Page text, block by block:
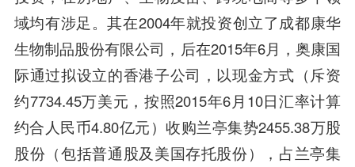
域均有涉足。其在2004年就投资创立了成都康华
生物制品股份有限公司，后在2015年6月，奥康国
际通过拟设立的香港子公司，以现金方式（斥资
约7734.45万美元，按照2015年6月10日汇率计算
约合人民币4.80亿元）收购兰亭集势2455.38万股
股份（包括普通股及美国存托股份），占兰亭集